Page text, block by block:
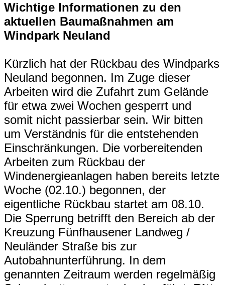
Wichtige Informationen zu den
aktuellen Baumaßnahmen am
Windpark Neuland
Kürzlich hat der Rückbau des Windparks
Neuland begonnen. Im Zuge dieser
Arbeiten wird die Zufahrt zum Gelände
für etwa zwei Wochen gesperrt und
somit nicht passierbar sein. Wir bitten
um Verständnis für die entstehenden
Einschränkungen. Die vorbereitenden
Arbeiten zum Rückbau der
Windenergieanlagen haben bereits letzte
Woche (02.10.) begonnen, der
eigentliche Rückbau startet am 08.10.
Die Sperrung betrifft den Bereich ab der
Kreuzung Fünfhausener Landweg /
Neuländer Straße bis zur
Autobahnunterführung. In dem
genannten Zeitraum werden regelmäßig